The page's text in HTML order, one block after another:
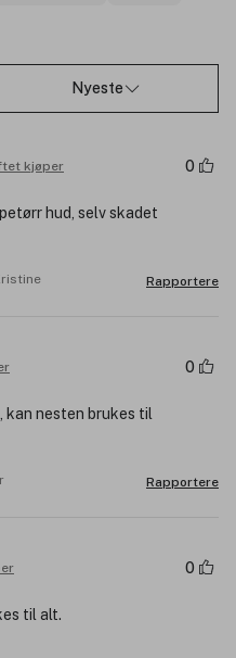
Nyeste
kjøper 0
hud, selv skadet
Rapportere
0
kan nesten brukes til
Rapportere
0
til alt.